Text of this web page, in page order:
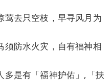
莺去只空枝，早寻风月为
须防水火灾，自有福神相
多是有「福神护佑」,「扶